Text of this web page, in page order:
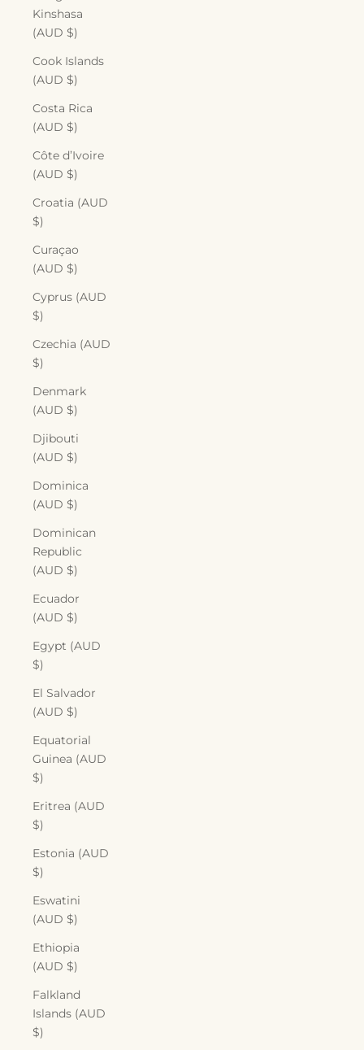
Kinshasa
(AUD $)
Cook Islands
(AUD $)
Costa Rica
(AUD $)
Côte d’Ivoire
(AUD $)
Croatia (AUD
$)
Curaçao
(AUD $)
Cyprus (AUD
$)
Czechia (AUD
$)
Denmark
(AUD $)
Djibouti
(AUD $)
Dominica
(AUD $)
Dominican
Republic
(AUD $)
Ecuador
(AUD $)
Egypt (AUD
$)
El Salvador
(AUD $)
Equatorial
Guinea (AUD
$)
Eritrea (AUD
$)
Estonia (AUD
$)
Eswatini
(AUD $)
Ethiopia
(AUD $)
Falkland
Islands (AUD
$)